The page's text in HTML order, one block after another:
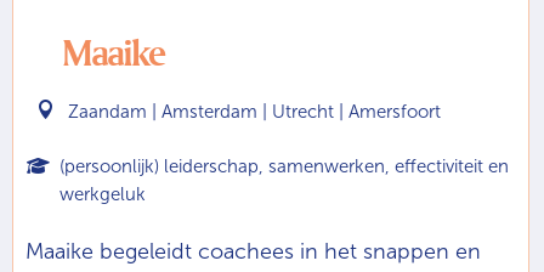
Maaike
 Zaandam | Amsterdam | Utrecht | Amersfoort
(persoonlijk) leiderschap, samenwerken, effectiviteit en
werkgeluk
Maaike begeleidt coachees in het snappen en